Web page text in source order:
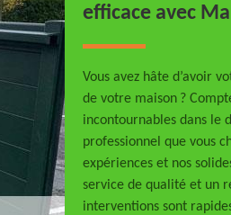
efficace avec
Vous avez hâte d’avoir
de votre maison ?
incontournables dans le
professionnel que vous
expériences et nos
service de qualité et un
interventions sont